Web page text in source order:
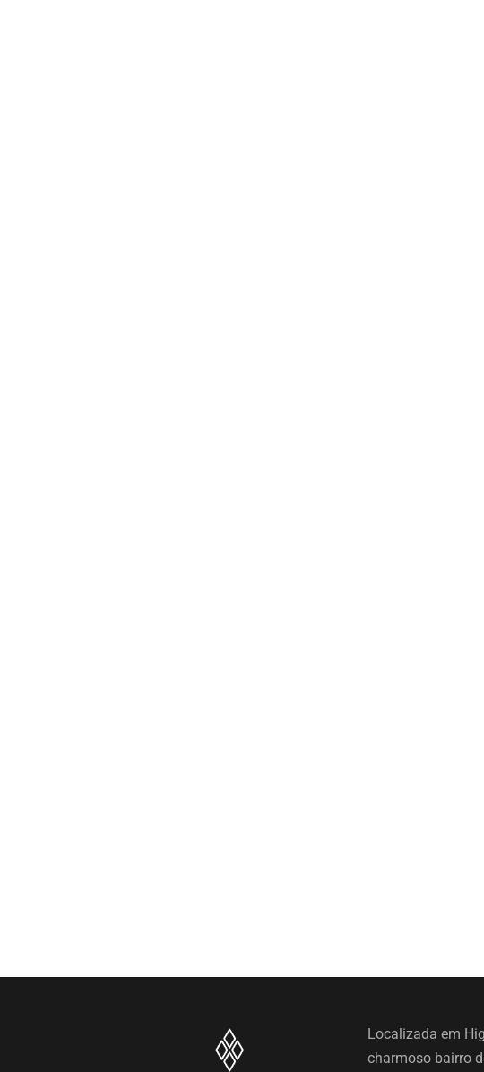
Localizada em
charmoso bairro